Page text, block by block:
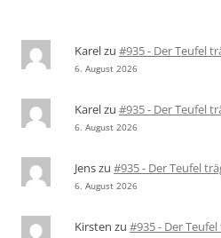
Karelzu #935 - Der Teufel
6. August 2026
Karelzu #935 - Der Teufel
6. August 2026
Jenszu #935 - Der Teufel
6. August 2026
Kirsten zu #935 - Der